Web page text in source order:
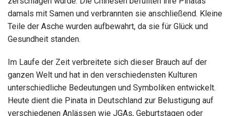
damals mit Samen und verbrannten sie anschließend. Kleine
Teile der Asche wurden aufbewahrt, da sie für Glück und
Gesundheit standen.
Im Laufe der Zeit verbreitete sich dieser Brauch auf der
ganzen Welt und hat in den verschiedensten Kulturen
unterschiedliche Bedeutungen und Symboliken entwickelt.
Heute dient die Pinata in Deutschland zur Belustigung auf
verschiedenen Anlässen wie JGAs, Geburtstagen oder